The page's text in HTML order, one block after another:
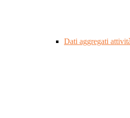
Dati aggregati